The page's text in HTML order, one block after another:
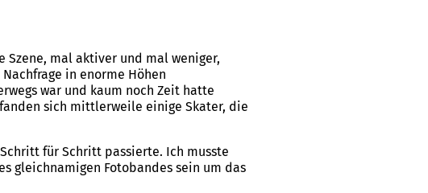
Szene, mal aktiver und mal weniger,
in enorme Höhen
war und kaum noch Zeit hatte
sich mittlerweile einige Skater, die
für Schritt passierte. Ich musste
gleichnamigen Fotobandes sein um das